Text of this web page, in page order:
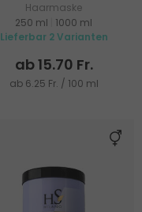
Haarmaske
250 ml
1000 ml
Lieferbar 2 Varianten
ab 15.70 Fr.
ab 6.25 Fr. / 100 ml